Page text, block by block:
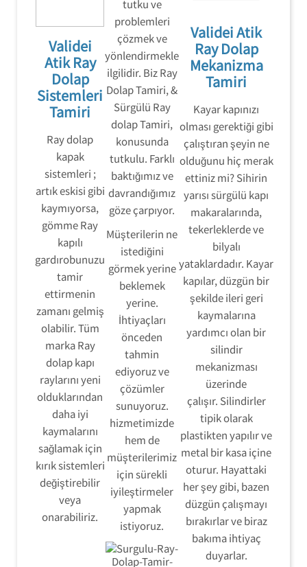
Validei
Atik Ray
Dolap
Sistemleri
Tamiri
Ray dolap
kapak
sistemleri ;
artık eskisi gibi
kaymıyorsa,
gömme Ray
kapılı
gardırobunuzu
tamir
ettirmenin
zamanı gelmiş
olabilir. Tüm
marka Ray
dolap kapı
raylarını yeni
olduklarından
daha iyi
kaymalarını
sağlamak için
kırık sistemleri
değiştirebilir
veya
onarabiliriz.
tutku ve
problemleri
çözmek ve
yönlendirmekle
ilgilidir. Biz Ray
Dolap Tamiri, &
Sürgülü Ray
dolap Tamiri,
konusunda
tutkulu. Farklı
baktığımız ve
davrandığımız
göze çarpıyor.
Müşterilerin ne
istediğini
görmek yerine
beklemek
yerine.
İhtiyaçları
önceden
tahmin
ediyoruz ve
çözümler
sunuyoruz.
hizmetimizde
hem de
müşterilerimiz
için sürekli
iyileştirmeler
yapmak
istiyoruz.
Validei Atik
Ray Dolap
Mekanizma
Tamiri
Kayar kapınızı
olması gerektiği gibi
çalıştıran şeyin ne
olduğunu hiç merak
ettiniz mi? Sihirin
yarısı sürgülü kapı
makaralarında,
tekerleklerde ve
bilyalı
yataklardadır. Kayar
kapılar, düzgün bir
şekilde ileri geri
kaymalarına
yardımcı olan bir
silindir
mekanizması
üzerinde
çalışır. Silindirler
tipik olarak
plastikten yapılır ve
metal bir kasa içine
oturur. Hayattaki
her şey gibi, bazen
düzgün çalışmayı
bırakırlar ve biraz
bakıma ihtiyaç
duyarlar.